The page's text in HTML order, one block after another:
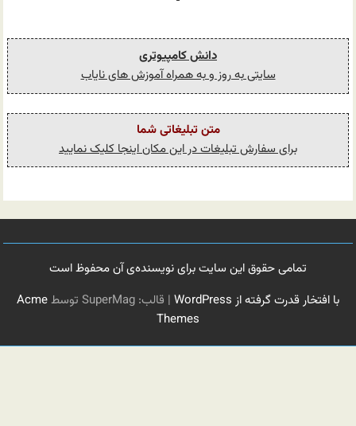
دانش کامپیوتری
سایتی به روز و به همراه آموزش های نایاب
متن تبلیغاتی شما
برای سفارش تبلیغات در این مکان اینجا کلیک نمایید
تمامی حقوق این سایت برای نویسنده‌ی آن محفوظ است
با افتخار قدرت گرفته از WordPress
| قالب: SuperMag توسط
Acme
Themes